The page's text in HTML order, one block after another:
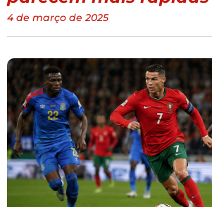
4 de março de 2025